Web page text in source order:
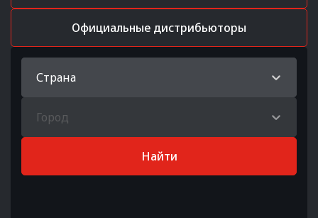
Официальные дистрибьюторы
Страна
Город
Найти